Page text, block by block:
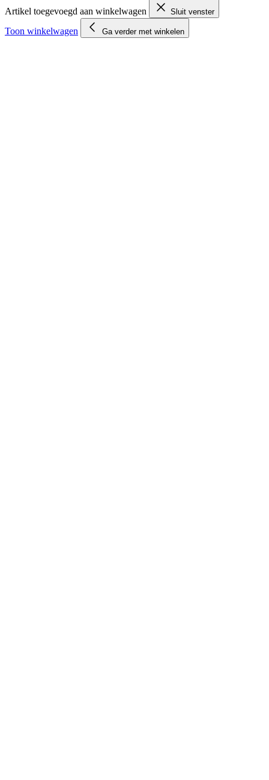
Artikel toegevoegd aan winkelwagen Sluit venster
Toon winkelwagen Ga verder met winkelen